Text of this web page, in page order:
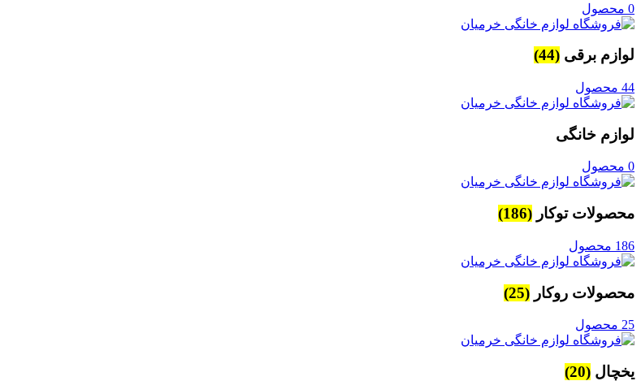
0 محصول
لوازم برقی (44)
44 محصول
لوازم خانگی
0 محصول
محصولات توکار (186)
186 محصول
محصولات روکار (25)
25 محصول
یخچال (20)